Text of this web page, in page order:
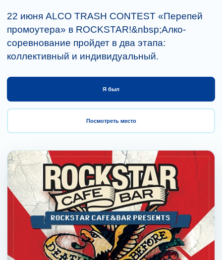
22 июня ALCO TRASH CONTEST «Перепей
промоутера» в ROCKSTAR!&nbsp;Алко-
соревнование пройдет в два этапа:
коллективный и индивидуальный.
Я был
Посмотреть место